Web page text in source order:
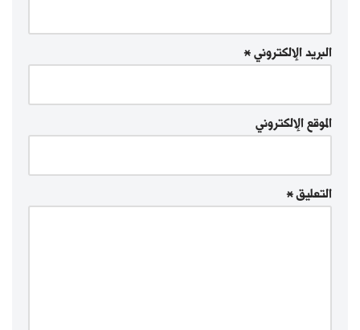
البريد الإلكتروني*
الموقع الإلكتروني
التعليق*